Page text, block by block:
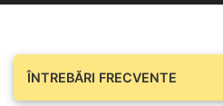
ÎNTREBĂRI FRECVENTE